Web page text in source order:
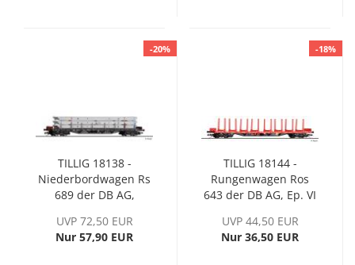
-20%
TILLIG 18138 -
Niederbordwagen Rs
689 der DB AG,
Trogdeckenplatten,
Ep. VI
UVP 72,50 EUR
Nur 57,90 EUR
-18%
TILLIG 18144 -
Rungenwagen Ros
643 der DB AG, Ep. VI
UVP 44,50 EUR
Nur 36,50 EUR